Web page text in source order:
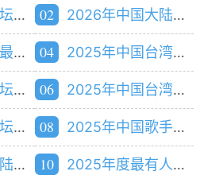
榜 02 2026年中国大陆男歌手人气排行榜
榜 04 2025年中国台湾知名度最高的内地明星排行榜
榜 06 2025年中国台湾最受欢迎的内地歌手排行榜
榜 08 2025年中国歌手人气排行榜
榜 10 2025年度最有人气明星排行榜